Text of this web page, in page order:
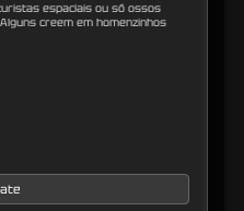
espaciais ou só ossos
creem em homenzinhos